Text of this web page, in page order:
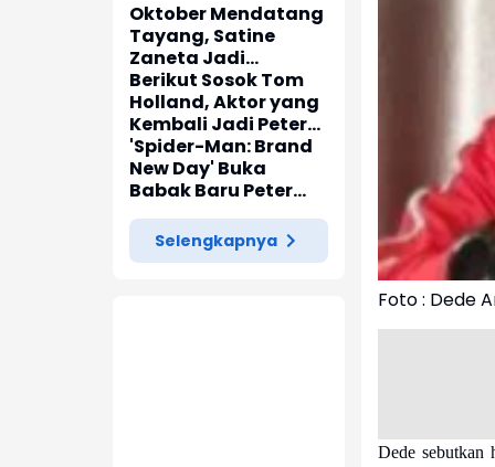
Oktober Mendatang
Tayang, Satine
Zaneta Jadi
Pemeran Utama Film
Siti Si Vampir
Berikut Sosok Tom
Holland, Aktor yang
Kembali Jadi Peter
Parker di 'Spider-
Man: Brand New Day'
'Spider-Man: Brand
New Day' Buka
Babak Baru Peter
Parker di Marvel
Cinematic Universe
Selengkapnya
Foto : Dede
Dede sebutkan